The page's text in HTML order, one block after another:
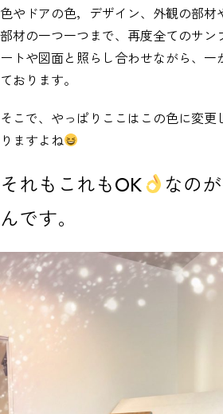
色やドアの色，デザイン、外観の部材
部材の一つ一つまで、再度全てのサン
ートや図面と照らし合わせながら、一
ております。
そこで、やっぱりここはこの色に変更
りますよね
それもこれもOK なの
んです。